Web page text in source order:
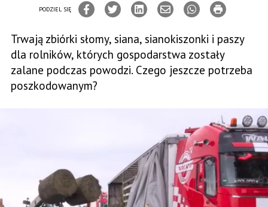
PODZIEL SIĘ
Trwają zbiórki słomy, siana, sianokiszonki i paszy
dla rolników, których gospodarstwa zostały
zalane podczas powodzi. Czego jeszcze potrzeba
poszkodowanym?